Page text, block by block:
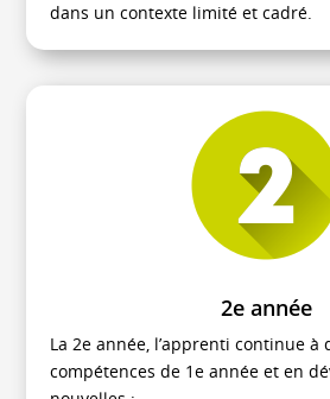
dans un contexte limité et cadré.
2e année
La 2e année, l’apprenti continue à
compétences de 1e année et en